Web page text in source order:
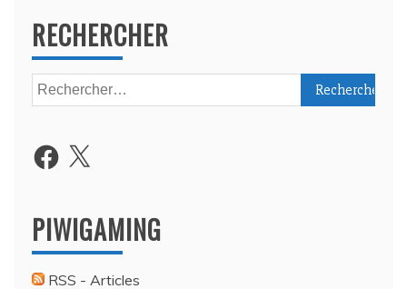
RECHERCHER
Rechercher :
Facebook
X
PIWIGAMING
RSS - Articles